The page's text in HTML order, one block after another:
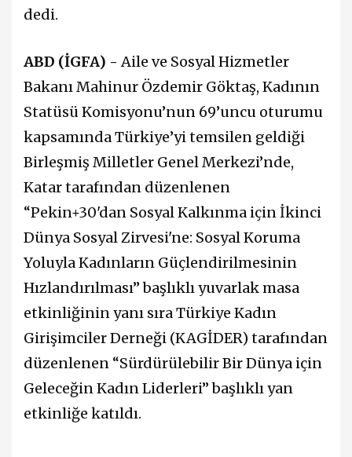
dedi.
ABD (İGFA) - Aile ve Sosyal Hizmetler
Bakanı Mahinur Özdemir Göktaş, Kadının
Statüsü Komisyonu’nun 69’uncu oturumu
kapsamında Türkiye’yi temsilen geldiği
Birleşmiş Milletler Genel Merkezi’nde,
Katar tarafından düzenlenen
“Pekin+30'dan Sosyal Kalkınma için İkinci
Dünya Sosyal Zirvesi'ne: Sosyal Koruma
Yoluyla Kadınların Güçlendirilmesinin
Hızlandırılması” başlıklı yuvarlak masa
etkinliğinin yanı sıra Türkiye Kadın
Girişimciler Derneği (KAGİDER) tarafından
düzenlenen “Sürdürülebilir Bir Dünya için
Geleceğin Kadın Liderleri” başlıklı yan
etkinliğe katıldı.